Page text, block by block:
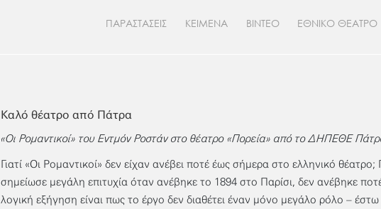
ΠΑΡΑΣΤΑΣΕΙΣ ΚΕΙΜΕΝΑ ΒΙΝΤΕΟ ΕΘΝΙΚΟ ΘΕΑΤΡΟ
Καλό θέατρο από Πάτρα
«Οι Ρομαντικοί» του Εντμόν Ροστάν στο θέατρο «Πορεία» από το ΔΗΠΕΘΕ
Γιατί «Οι Ρομαντικοί» δεν είχαν ανέβει ποτέ έως σήμερα στο ελληνικό θέατρο;
σημείωσε μεγάλη επιτυχία όταν ανέβηκε το 1894 στο Παρίσι, δεν ανέβηκε
λογική εξήγηση είναι πως το έργο δεν διαθέτει έναν μόνο μεγάλο ρόλο –